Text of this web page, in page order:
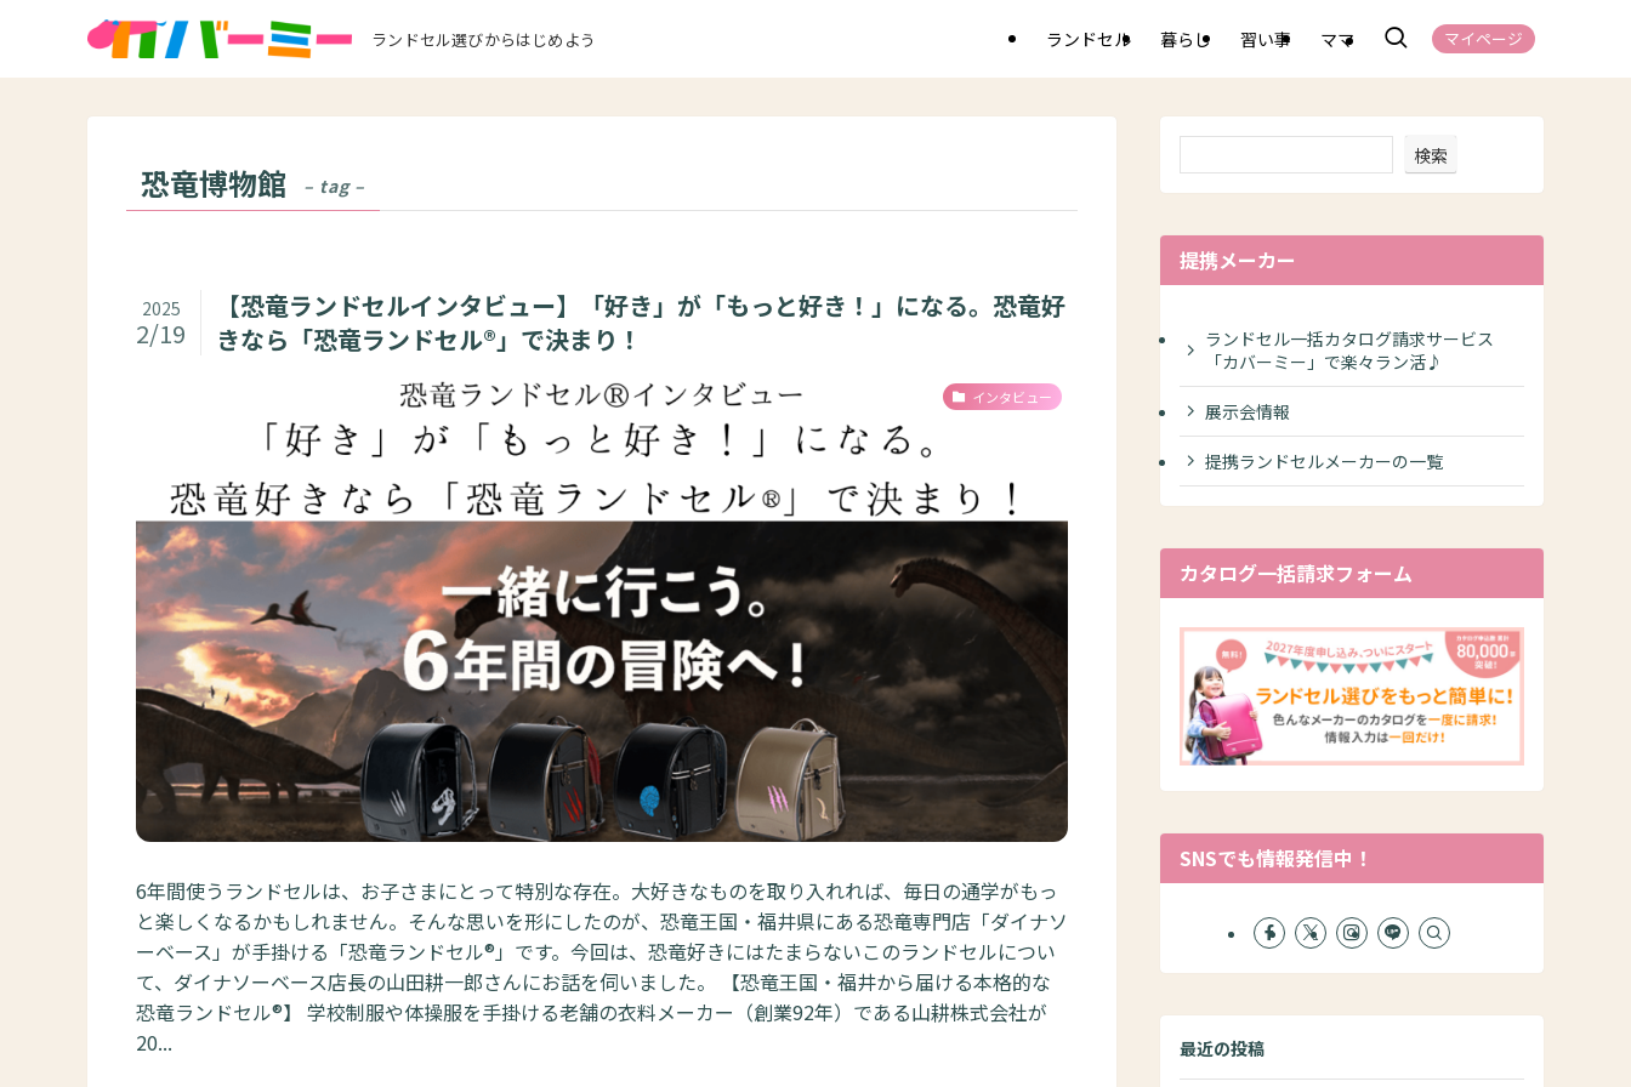
ランドセル選びからはじめよう ランドセル 暮らし 習い事 ママ マイページ
恐竜博物館 – tag –
【恐竜ランドセルインタビュー】「好き」が「もっと好き！」になる。恐竜好
きなら「恐竜ランドセル®」で決まり！
2025
2/19
インタビュー
6年間使うランドセルは、お子さまにとって特別な存在。大好きなものを取り入れれば、毎日の通学がもっ
と楽しくなるかもしれません。そんな思いを形にしたのが、恐竜王国・福井県にある恐竜専門店「ダイナソ
ーベース」が手掛ける「恐竜ランドセル®」です。今回は、恐竜好きにはたまらないこのランドセルについ
て、ダイナソーベース店長の山田耕一郎さんにお話を伺いました。 【恐竜王国・福井から届ける本格的な
恐竜ランドセル®】 学校制服や体操服を手掛ける老舗の衣料メーカー（創業92年）である山耕株式会社が
20...
検索
提携メーカー
ランドセル一括カタログ請求サービス
「カバーミー」で楽々ラン活♪
展示会情報
提携ランドセルメーカーの一覧
カタログ一括請求フォーム
SNSでも情報発信中！
最近の投稿